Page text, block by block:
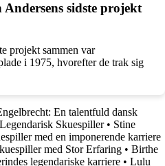
sidste projekt
projekt sammen var
i 1975, hvorefter de trak sig
En talentfuld dansk
Skuespiller• Stine
med en imponerende karriere
med Stor Erfaring • Birthe
legendariske karriere • Lulu